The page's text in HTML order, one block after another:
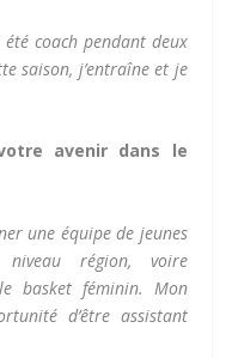
coach pendant deux
saison, j’entraîne et je
avenir dans le
une équipe de jeunes
région, voire
basket féminin. Mon
d’être assistant